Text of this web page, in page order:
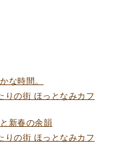
な時間。
りの街 ほっとなみカフ
新春の余韻
りの街 ほっとなみカフ